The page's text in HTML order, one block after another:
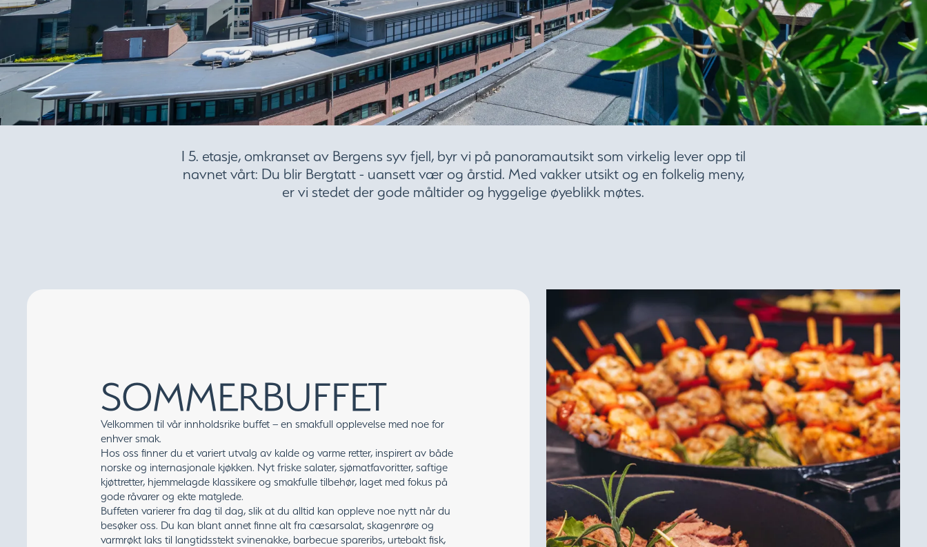
I 5. etasje, omkranset av Bergens syv fjell, byr vi på panoramautsikt som virkelig lever opp til
navnet vårt: Du blir Bergtatt - uansett vær og årstid. Med vakker utsikt og en folkelig meny,
er vi stedet der gode måltider og hyggelige øyeblikk møtes.
SOMMERBUFFET
Velkommen til vår innholdsrike buffet – en smakfull opplevelse med noe for
enhver smak.
Hos oss finner du et variert utvalg av kalde og varme retter, inspirert av både
norske og internasjonale kjøkken. Nyt friske salater, sjømatfavoritter, saftige
kjøttretter, hjemmelagde klassikere og smakfulle tilbehør, laget med fokus på
gode råvarer og ekte matglede.
Buffeten varierer fra dag til dag, slik at du alltid kan oppleve noe nytt når du
besøker oss. Du kan blant annet finne alt fra cæsarsalat, skagenrøre og
varmrøkt laks til langtidsstekt svinenakke, barbecue spareribs, urtebakt fisk,